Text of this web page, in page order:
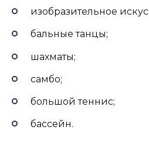
изобразительное
бальные танцы;
шахматы;
самбо;
большой теннис;
бассейн.